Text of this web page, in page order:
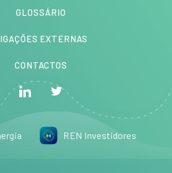
GLOSSÁRIO
EXTERNAS
CONTACTOS
REN Investidores